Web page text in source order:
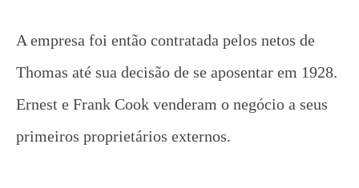
A empresa foi então contratada pelos netos de
Thomas até sua decisão de se aposentar em 1928.
Ernest e Frank Cook venderam o negócio a seus
primeiros proprietários externos.